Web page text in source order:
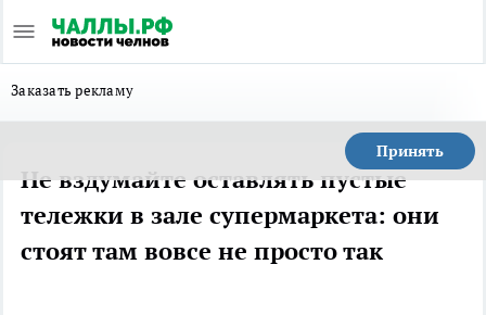
Заказать рекламу
Принять
Не вздумайте оставлять пустые
тележки в зале супермаркета: они
стоят там вовсе не просто так